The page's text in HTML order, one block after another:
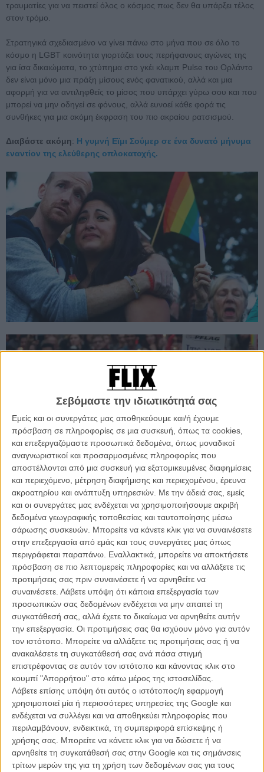
Σεβόμαστε την ιδιωτικότητά σας
Εμείς και οι συνεργάτες μας αποθηκεύουμε και/ή έχουμε
πρόσβαση σε πληροφορίες σε μια συσκευή, όπως τα cookies,
και επεξεργαζόμαστε προσωπικά δεδομένα, όπως μοναδικοί
αναγνωριστικοί και προσαρμοσμένες πληροφορίες που
αποστέλλονται από μια συσκευή για εξατομικευμένες διαφημίσεις
και περιεχόμενο, μέτρηση διαφήμισης και περιεχομένου, έρευνα
ακροατηρίου και ανάπτυξη υπηρεσιών. Με την άδειά σας, εμείς
και οι συνεργάτες μας ενδέχεται να χρησιμοποιήσουμε ακριβή
δεδομένα γεωγραφικής τοποθεσίας και ταυτοποίησης μέσω
σάρωσης συσκευών. Μπορείτε να κάνετε κλικ για να συναινέσετε
στην επεξεργασία από εμάς και τους συνεργάτες μας όπως
περιγράφεται παραπάνω. Εναλλακτικά, μπορείτε να αποκτήσετε
πρόσβαση σε πιο λεπτομερείς πληροφορίες και να αλλάξετε τις
προτιμήσεις σας πριν συναινέσετε ή να αρνηθείτε να
συναινέσετε. Λάβετε υπόψη ότι κάποια επεξεργασία των
προσωπικών σας δεδομένων ενδέχεται να μην απαιτεί τη
συγκατάθεσή σας, αλλά έχετε το δικαίωμα να αρνηθείτε αυτήν
την επεξεργασία. Οι προτιμήσεις σας θα ισχύουν μόνο για αυτόν
τον ιστότοπο. Μπορείτε να αλλάξετε τις προτιμήσεις σας ή να
ανακαλέσετε τη συγκατάθεσή σας ανά πάσα στιγμή
επιστρέφοντας σε αυτόν τον ιστότοπο και κάνοντας κλικ στο
κουμπί "Απορρήτου" στο κάτω μέρος της ιστοσελίδας.
Λάβετε επίσης υπόψη ότι αυτός ο ιστότοπος/η εφαρμογή
χρησιμοποιεί μία ή περισσότερες υπηρεσίες της Google και
ενδέχεται να συλλέγει και να αποθηκεύει πληροφορίες που
περιλαμβάνουν, ενδεικτικά, τη συμπεριφορά επίσκεψης ή
χρήσης σας. Μπορείτε να κάνετε κλικ για να δώσετε ή να
αρνηθείτε τη συγκατάθεσή σας στην Google και τις σημάνσεις
τρίτων μερών της για τη χρήση των δεδομένων σας για τους
τραυματίες για να πειστεί όλος ο κόσμος πως δεν θα υπάρξει τέλος
στον τρόμο.
Στρατηγικά σχεδιασμένο να γίνει πάνω στο μήνα που σε όλο το
κόσμο η LGBT κοινότητα γιορτάζει τους περήφανους αγώνες της
για ίσα δικαιώματα, το χτύπημα στο γκέι κλαμπ Pulse του Ορλάντο
δεν είναι μόνο μια πράξη μίσους ενός φανατικού, αλλά και μια
αφορμή για να αντιληφθείς το μίσος που υπάρχει γύρω σου και που
μπορεί να μην οδηγεί σε φόνους, αλλά ευνοεί κάθε φορά τις
συνθήκες για μια ακόμη έκφραση του πιο ακραίου ρατσισμού.
Διαβάστε ακόμη: Η γυμνή Εϊμι Σούμερ σε ένα δυνατό μήνυμα
εναντίον της ελεύθερης οπλοκατοχής.